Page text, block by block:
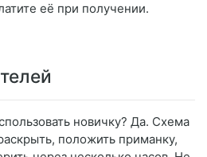
её при получении.
новичку? Да. Схема
положить приманку,